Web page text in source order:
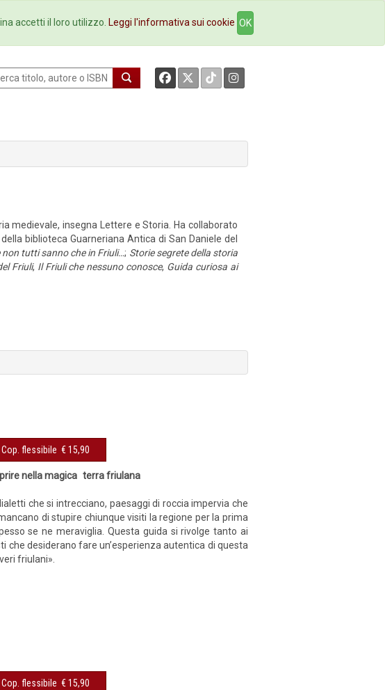
Ebookstore Contatti
medievale, insegna Lettere e Storia. Ha collaborato
biblioteca Guarneriana Antica di San Daniele del
non tutti sanno che in Friuli…; Storie segrete della storia
Friuli, Il Friuli che nessuno conosce, Guida curiosa ai
Cop. flessibile € 15,90
nella magica terra friulana
che si intrecciano, paesaggi di roccia impervia che
di stupire chiunque visiti la regione per la prima
se ne meraviglia. Questa guida si rivolge tanto ai
desiderano fare un’esperienza autentica di questa
friulani».
Cop. flessibile € 15,90
accetti il loro utilizzo. Leggi l'informativa sui cookie OK